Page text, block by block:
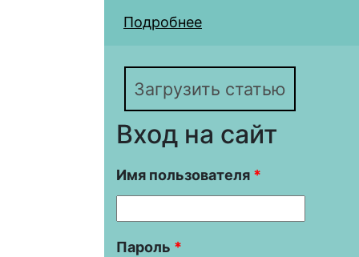
Подробнее
Загрузить статью
Вход на сайт
Имя пользователя *
Пароль *